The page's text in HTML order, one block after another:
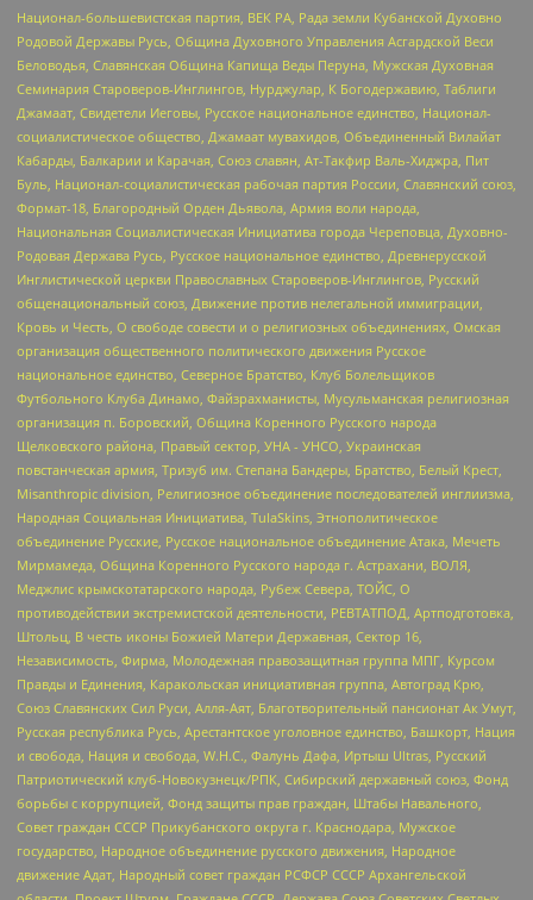
Национал-большевистская партия, ВЕК РА, Рада земли Кубанской Духовно
Родовой Державы Русь, Община Духовного Управления Асгардской Веси
Беловодья, Славянская Община Капища Веды Перуна, Мужская Духовная
Семинария Староверов-Инглингов, Нурджулар, К Богодержавию, Таблиги
Джамаат, Свидетели Иеговы, Русское национальное единство, Национал-
социалистическое общество, Джамаат мувахидов, Объединенный Вилайат
Кабарды, Балкарии и Карачая, Союз славян, Ат-Такфир Валь-Хиджра, Пит
Буль, Национал-социалистическая рабочая партия России, Славянский союз,
Формат-18, Благородный Орден Дьявола, Армия воли народа,
Национальная Социалистическая Инициатива города Череповца, Духовно-
Родовая Держава Русь, Русское национальное единство, Древнерусской
Инглистической церкви Православных Староверов-Инглингов, Русский
общенациональный союз, Движение против нелегальной иммиграции,
Кровь и Честь, О свободе совести и о религиозных объединениях, Омская
организация общественного политического движения Русское
национальное единство, Северное Братство, Клуб Болельщиков
Футбольного Клуба Динамо, Файзрахманисты, Мусульманская религиозная
организация п. Боровский, Община Коренного Русского народа
Щелковского района, Правый сектор, УНА - УНСО, Украинская
повстанческая армия, Тризуб им. Степана Бандеры, Братство, Белый Крест,
Misanthropic division, Религиозное объединение последователей инглиизма,
Народная Социальная Инициатива, TulaSkins, Этнополитическое
объединение Русские, Русское национальное объединение Атака, Мечеть
Мирмамеда, Община Коренного Русского народа г. Астрахани, ВОЛЯ,
Меджлис крымскотатарского народа, Рубеж Севера, ТОЙС, О
противодействии экстремистской деятельности, РЕВТАТПОД, Артподготовка,
Штольц, В честь иконы Божией Матери Державная, Сектор 16,
Независимость, Фирма, Молодежная правозащитная группа МПГ, Курсом
Правды и Единения, Каракольская инициативная группа, Автоград Крю,
Союз Славянских Сил Руси, Алля-Аят, Благотворительный пансионат Ак Умут,
Русская республика Русь, Арестантское уголовное единство, Башкорт, Нация
и свобода, Нация и свобода, W.H.С., Фалунь Дафа, Иртыш Ultras, Русский
Патриотический клуб-Новокузнецк/РПК, Сибирский державный союз, Фонд
борьбы с коррупцией, Фонд защиты прав граждан, Штабы Навального,
Совет граждан СССР Прикубанского округа г. Краснодара, Мужское
государство, Народное объединение русского движения, Народное
движение Адат, Народный совет граждан РСФСР СССР Архангельской